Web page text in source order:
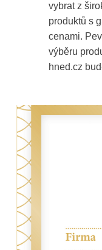
vybrat z
produktů s
cenami.
výběru
hned.cz